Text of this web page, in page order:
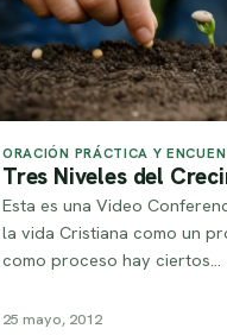
ORACIÓN PRÁCTICA Y
Tres Niveles del
Esta es una Video
la vida Cristiana como un
como proceso hay ciertos…
25 mayo, 2012